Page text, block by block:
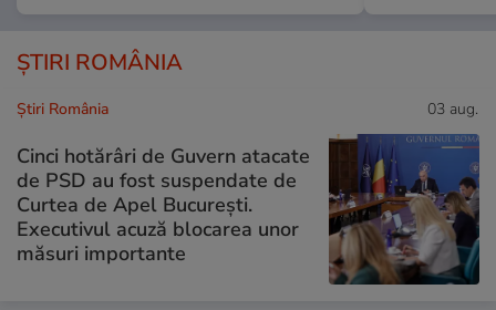
ȘTIRI ROMÂNIA
Știri România 03 aug.
Cinci hotărâri de Guvern atacate
de PSD au fost suspendate de
Curtea de Apel București.
Executivul acuză blocarea unor
măsuri importante